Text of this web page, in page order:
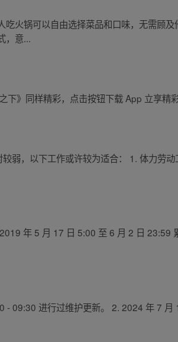
火锅可以自由选择菜品和口味，无需顾
，意...
》同样精彩，点击按钮下载 App 立享精彩
弱，以下工作或许较为适合： 1. 体力劳
年 5 月 17 日 5:00 至 6 月 2 日 23:59
09:30 进行过维护更新。 2. 2024 年 7 月